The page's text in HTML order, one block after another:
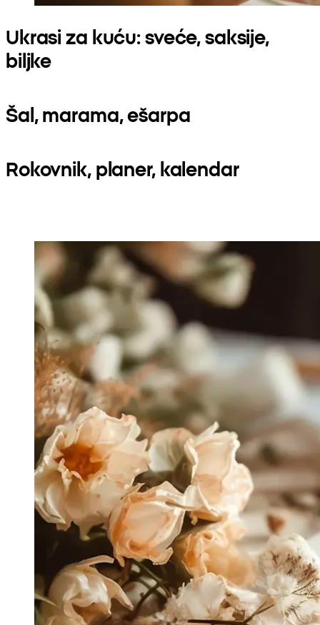
Ukrasi za kuću: sveće, saksije,
biljke
Šal, marama, ešarpa
Rokovnik, planer, kalendar